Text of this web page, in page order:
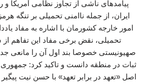
پیامدهای ناشی از تجاوز نظامی آمریکا
ایران، از جمله ناامنی تحمیلی بر تنگه
امور خارجه کشورمان با اشاره به مفاد
تحمیلی، نقض برخی مفاد این تفاهم از
صهیونیستی خصوصا بند اول آن را مانعی
ثبات در منطقه دانست و تاکید کرد:
اصل «تعهد در برابر تعهد» با حسن نیت